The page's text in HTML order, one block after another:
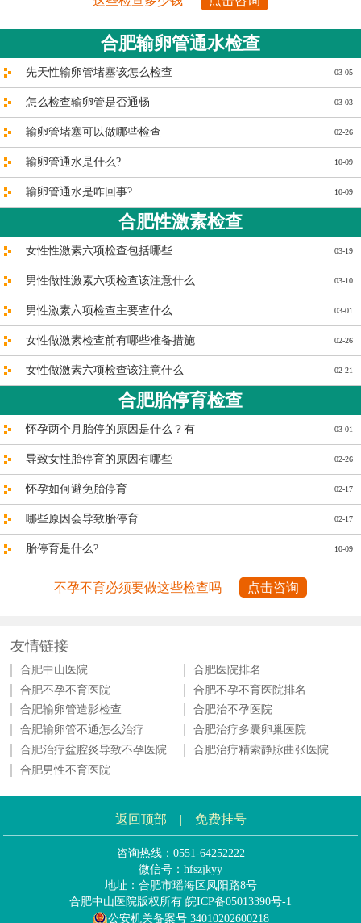
合肥输卵管通水检查
03-05
先天性输卵管堵塞该怎么检查
03-03
怎么检查输卵管是否通畅
02-26
输卵管堵塞可以做哪些检查
10-09
输卵管通水是什么?
10-09
输卵管通水是咋回事?
合肥性激素检查
03-19
女性性激素六项检查包括哪些
03-10
男性做性激素六项检查该注意什么
03-01
男性激素六项检查主要查什么
02-26
女性做激素检查前有哪些准备措施
02-21
女性做激素六项检查该注意什么
合肥胎停育检查
03-01
怀孕两个月胎停的原因是什么？有
02-26
导致女性胎停育的原因有哪些
02-17
怀孕如何避免胎停育
02-17
哪些原因会导致胎停育
10-09
胎停育是什么?
不孕不育必须要做这些检查吗 点击咨询
友情链接
合肥中山医院
合肥医院排名
合肥不孕不育医院
合肥不孕不育医院排名
合肥输卵管造影检查
合肥治不孕医院
合肥输卵管不通怎么治疗
合肥治疗多囊卵巢医院
合肥治疗盆腔炎导致不孕医院
合肥治疗精索静脉曲张医院
合肥男性不育医院
返回顶部 | 免费挂号
咨询热线：0551-64252222
微信号：hfszjkyy
地址：合肥市瑶海区凤阳路8号
合肥中山医院版权所有 皖ICP备05013390号-1
公安机关备案号 34010202600218